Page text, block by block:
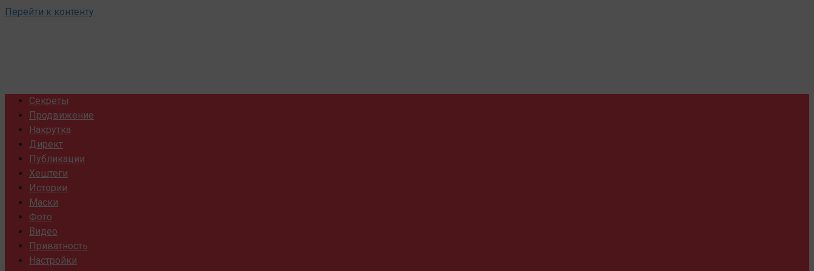
Перейти к контенту
Секреты
Продвижение
Накрутка
Директ
Публикации
Хештеги
Истории
Маски
Фото
Видео
Приватность
Настройки